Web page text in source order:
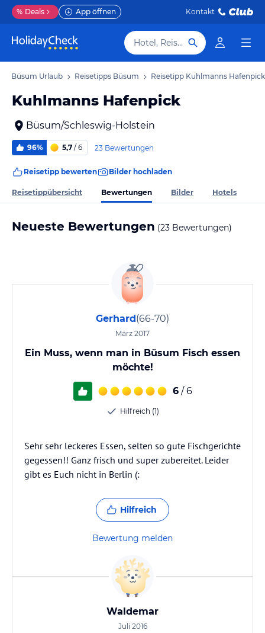
% Deals App öffnen Kontakt
Hotel, Reiseziel
Büsum Urlaub Reisetipps Büsum Reisetipp Kuhlmanns Hafenpick
Kuhlmanns Hafenpick
Büsum/Schleswig-Holstein
96% 5,7 / 6 23 Bewertungen
Reisetipp bewerten Bilder hochladen
Reisetippübersicht Bewertungen Bilder Hotels
Neueste Bewertungen (23 Bewertungen)
Gerhard(66-70)
März 2017
Ein Muss, wenn man in Büsum Fisch essen
möchte!
6 / 6
Hilfreich (1)
Sehr sehr leckeres Essen, selten so gute Fischgerichte
gegessen!! Ganz frisch und super zubereitet. Leider
gibt es Euch nicht in Berlin (:
Hilfreich
Bewertung melden
Waldemar
Juli 2016